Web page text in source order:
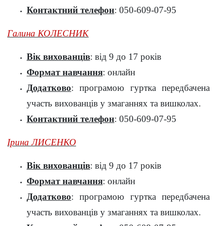
Контактний телефон: 050-609-07-95
Галина КОЛЕСНИК
Вік вихованців: від 9 до 17 років
Формат навчання: онлайн
Додатково: програмою гуртка передбачена
участь вихованців у змаганнях та вишколах.
Контактний телефон: 050-609-07-95
Ірина ЛИСЕНКО
Вік вихованців: від 9 до 17 років
Формат навчання: онлайн
Додатково: програмою гуртка передбачена
участь вихованців у змаганнях та вишколах.